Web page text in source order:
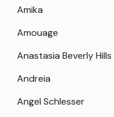
Amika
Amouage
Anastasia Beverly Hills
Andreia
Angel Schlesser